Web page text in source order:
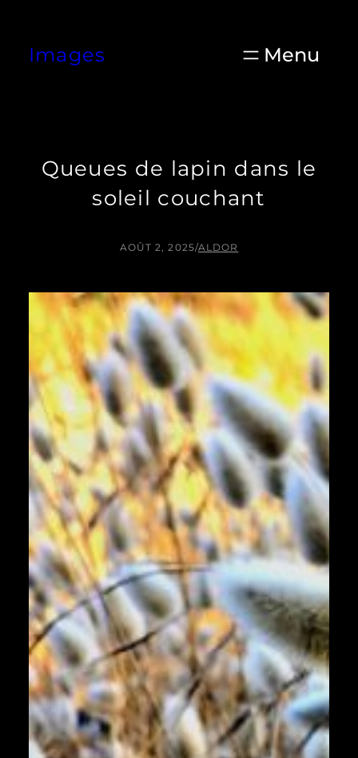
contenu
Images
Queues de lapin dans le
soleil couchant
AOÛT 2, 2025/ALDOR